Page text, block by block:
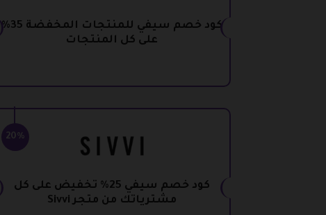
كود خصم سيفي للمنتجات المخفضة 35%
على كل المنتجات
20%
كود خصم سيفي 25% تخفيض على كل
مشترياتك من متجر Sivvi